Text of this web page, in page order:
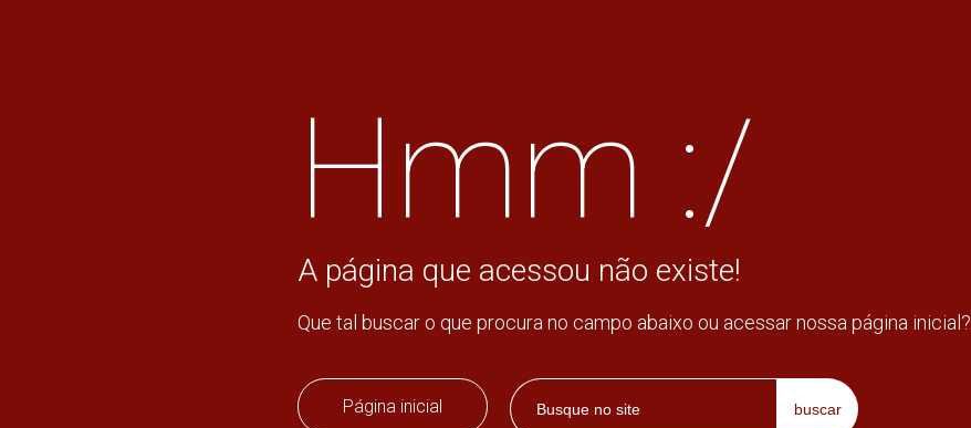
Hmm :/
A página que acessou não existe!
Que tal buscar o que procura no campo abaixo ou acessar nossa página inicial?
Página inicial